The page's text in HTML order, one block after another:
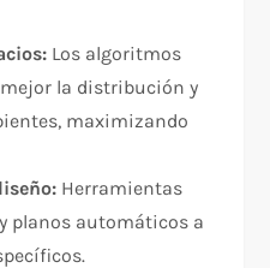
Los algoritmos
la distribución y
maximizando
Herramientas
planos automáticos a